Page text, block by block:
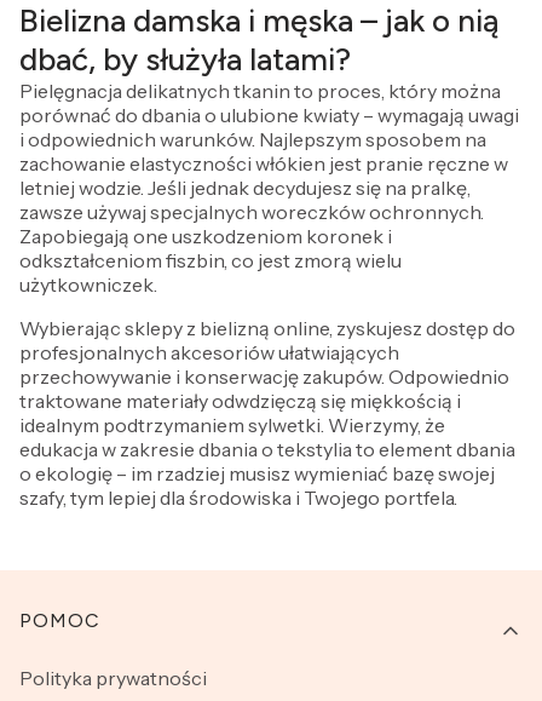
Bielizna damska i męska – jak o nią
dbać, by służyła latami?
Pielęgnacja delikatnych tkanin to proces, który można
porównać do dbania o ulubione kwiaty – wymagają uwagi
i odpowiednich warunków. Najlepszym sposobem na
zachowanie elastyczności włókien jest pranie ręczne w
letniej wodzie. Jeśli jednak decydujesz się na pralkę,
zawsze używaj specjalnych woreczków ochronnych.
Zapobiegają one uszkodzeniom koronek i
odkształceniom fiszbin, co jest zmorą wielu
użytkowniczek.
Wybierając sklepy z bielizną online, zyskujesz dostęp do
profesjonalnych akcesoriów ułatwiających
przechowywanie i konserwację zakupów. Odpowiednio
traktowane materiały odwdzięczą się miękkością i
idealnym podtrzymaniem sylwetki. Wierzymy, że
edukacja w zakresie dbania o tekstylia to element dbania
o ekologię – im rzadziej musisz wymieniać bazę swojej
szafy, tym lepiej dla środowiska i Twojego portfela.
Linki w stopce
POMOC
Polityka prywatności